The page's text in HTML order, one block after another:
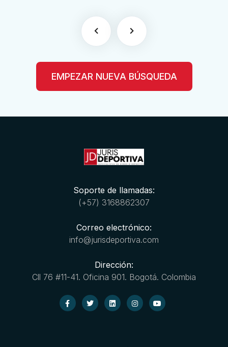
EMPEZAR NUEVA BÚSQUEDA
Soporte de llamadas:
(+57) 3168862307
Correo electrónico:
info@jurisdeportiva.com
Dirección:
Cll 76 #11-41. Oficina 901. Bogotá. Colombia